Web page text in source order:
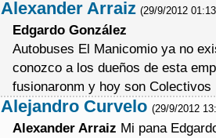
Alexander Arraiz (29/9/2012
Edgardo González
Autobuses El Manicomio ya no
conozco a los dueños de esta
fusionaronm y hoy son Colectivos
Alejandro Curvelo (29/9/2012
Alexander Arraiz Mi pana